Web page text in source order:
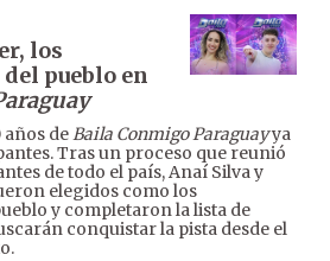
los
pueblo en
deBaila Conmigo Paraguayya
Tras un proceso que reunió
de todo el país, Anaí Silva y
elegidos como los
y completaron la lista de
conquistar la pista desde el